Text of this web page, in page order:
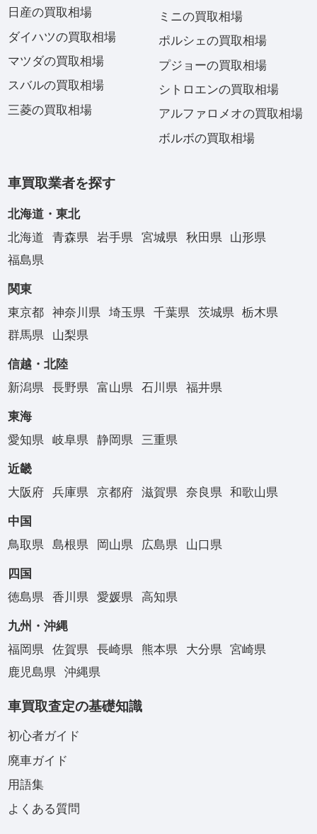
日産の買取相場
ダイハツの買取相場
マツダの買取相場
スバルの買取相場
三菱の買取相場
ミニの買取相場
ポルシェの買取相場
プジョーの買取相場
シトロエンの買取相場
アルファロメオの買取相場
ボルボの買取相場
車買取業者を探す
北海道・東北
北海道
青森県 岩手県 宮城県 秋田県
山形県
福島県
関東
東京都
神奈川県 埼玉県 千葉県 茨城県
栃木県
群馬県
山梨県
信越・北陸
新潟県
長野県 富山県 石川県 福井県
東海
愛知県
岐阜県 静岡県 三重県
近畿
大阪府
兵庫県 京都府 滋賀県 奈良県 和歌山県
中国
鳥取県
島根県 岡山県 広島県 山口県
四国
徳島県
香川県 愛媛県 高知県
九州・沖縄
福岡県
佐賀県 長崎県 熊本県 大分県
宮崎県
鹿児島県
沖縄県
車買取査定の基礎知識
初心者ガイド
廃車ガイド
用語集
よくある質問